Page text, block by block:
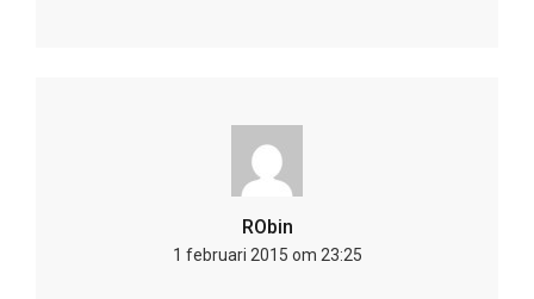
RObin
1 februari 2015 om 23:25